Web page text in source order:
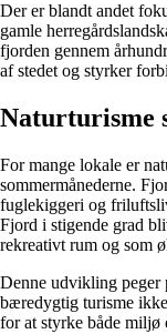
Der er blandt andet
gamle
fjorden gennem
af stedet og styrker
Naturturisme
For mange lokale er
sommermånederne.
fuglekiggeri og
Fjord i stigende grad
rekreativt rum og som
Denne udvikling peger
bæredygtig turisme
for at styrke både miljø